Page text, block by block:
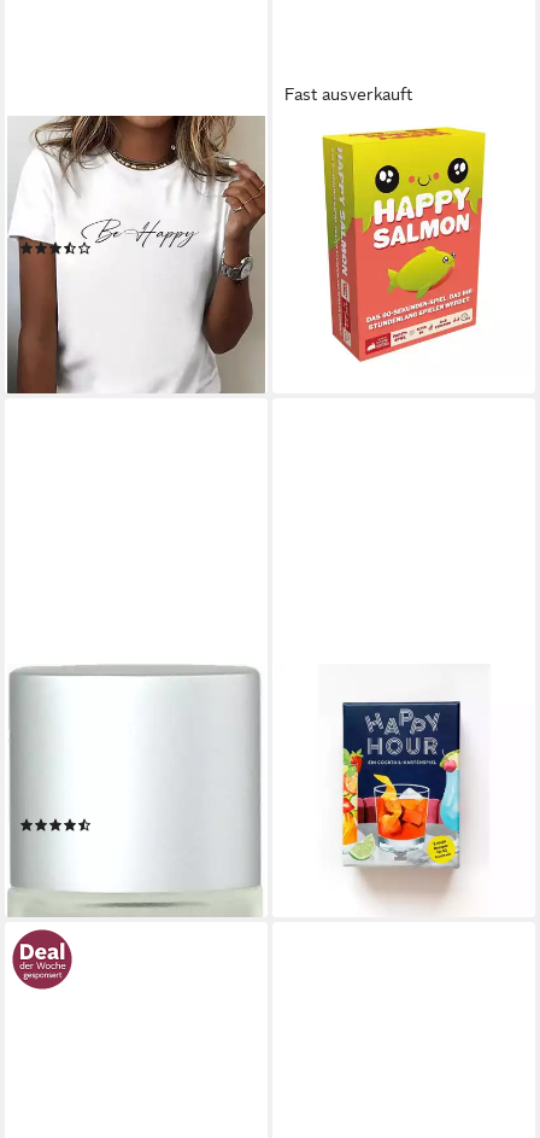
RMK
T-Shirt Damen Shirt Top
Sommer Basic Be Happy
Glücklich aus Baumwolle
(294)
ab 9,90 €
lieferbar - in 4-5 Werktagen bei dir
Fast ausverkauft
ASMODEE
Spiel Happy Salmon
ab 19,20 €
lieferbar - in 3-4 Werktagen bei dir
lieferbar - in 3-4 Werktagen bei dir
Spiel Happy Hour
lieferbar - in 3-4 Werktagen bei dir